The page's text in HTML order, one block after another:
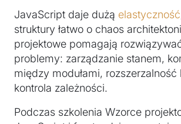
JavaScript daje dużą elastyczność
struktury łatwo o chaos
projektowe pomagają
problemy: zarządzanie stanem,
między modułami, rozszerzalność
kontrola zależności.
Podczas szkolenia Wzorce